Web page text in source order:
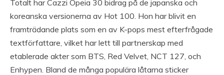
Totalt har Cazzi Opeia 30 bidrag på de japanska och
koreanska versionerna av Hot 100. Hon har blivit en
framträdande plats som en av K-pops mest efterfrågade
textförfattare, vilket har lett till partnerskap med
etablerade akter som BTS, Red Velvet, NCT 127, och
Enhypen. Bland de många populära låtarna sticker